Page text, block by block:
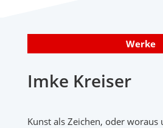
Werke
Imke Kreiser
Kunst als Zeichen, oder